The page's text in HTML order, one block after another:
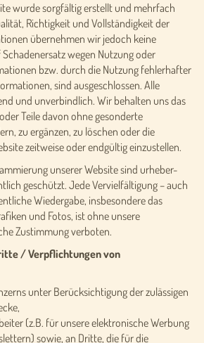
wurde sorgfältig erstellt und mehrfach
Richtigkeit und Vollständigkeit der
übernehmen wir jedoch keine
wegen Nutzung oder
bzw. durch die Nutzung fehlerhafter
sind ausgeschlossen. Alle
und unverbindlich. Wir behalten uns das
Teile davon ohne gesonderte
zu ergänzen, zu löschen oder die
zeitweise oder endgültig einzustellen.
unserer Website sind urheber-
geschützt. Jede Vervielfältigung – auch
Wiedergabe, insbesondere das
und Fotos, ist ohne unsere
Zustimmung verboten.
/ Verpflichtungen von
unter Berücksichtigung der zulässigen
(z.B. für unsere elektronische Werbung
sowie, an Dritte, die für die